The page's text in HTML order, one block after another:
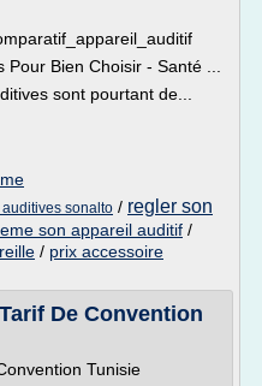
Bien Choisir - Santé ...
sont pourtant de...
sonalto / regler son
son appareil auditif /
/ prix accessoire
De Convention
Tunisie